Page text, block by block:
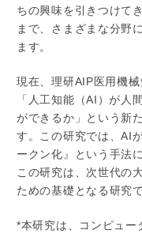
ちの興味を引きつけて
まで、さまざまな分野
ます。
現在、理研AIP医用機
「人工知能（AI）が人
ができるか」という新
す。この研究では、AI
ークン化』という手法
この研究は、次世代の
ための基礎となる研究で
*本研究は、コンピュー